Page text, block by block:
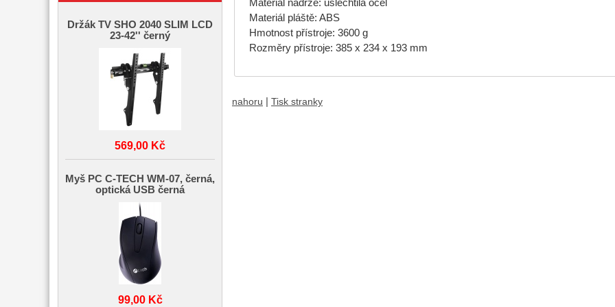
Materiál nádrže: ušlechtilá ocel
Materiál pláště: ABS
Hmotnost přístroje: 3600 g
Rozměry přístroje: 385 x 234 x 193 mm
nahoru Tisk stranky
Držák TV SHO 2040 SLIM LCD
23-42'' černý
569,00 Kč
Myš PC C-TECH WM-07, černá,
optická USB černá
99,00 Kč